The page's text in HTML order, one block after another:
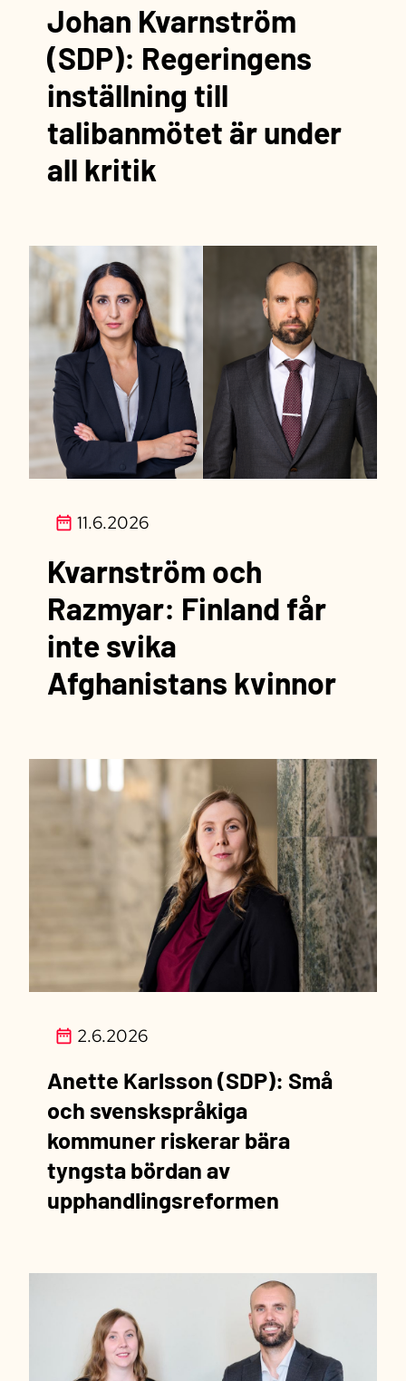
Johan Kvarnström
(SDP): Regeringens
inställning till
talibanmötet är under
all kritik
11.6.2026
Kvarnström och
Razmyar: Finland får
inte svika
Afghanistans kvinnor
2.6.2026
Anette Karlsson (SDP): Små
och svenskspråkiga
kommuner riskerar bära
tyngsta bördan av
upphandlingsreformen